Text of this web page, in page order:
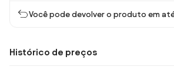
Você pode devolver o produto em até
Histórico de preços